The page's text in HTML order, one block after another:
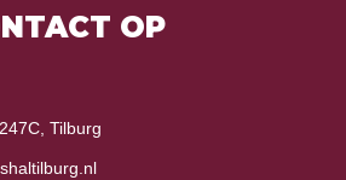
OP
Tilburg